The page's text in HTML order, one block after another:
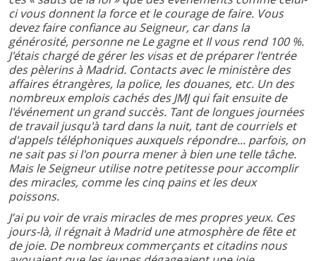
ci vous donnent la force et le courage de faire. Vous
devez faire confiance au Seigneur, car dans la
générosité, personne ne Le gagne et Il vous rend 100 %.
J'étais chargé de gérer les visas et de préparer l'entrée
des pèlerins à Madrid. Contacts avec le ministère des
affaires étrangères, la police, les douanes, etc. Un des
nombreux emplois cachés des JMJ qui fait ensuite de
l'événement un grand succès. Tant de longues journées
de travail jusqu'à tard dans la nuit, tant de courriels et
d'appels téléphoniques auxquels répondre... parfois, on
ne sait pas si l'on pourra mener à bien une telle tâche.
Mais le Seigneur utilise notre petitesse pour accomplir
des miracles, comme les cinq pains et les deux
poissons.
J’ai pu voir de vrais miracles de mes propres yeux. Ces
jours-là, il régnait à Madrid une atmosphère de fête et
de joie. De nombreux commerçants et citadins nous